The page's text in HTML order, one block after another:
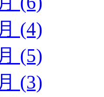
(4)
(5)
(3)